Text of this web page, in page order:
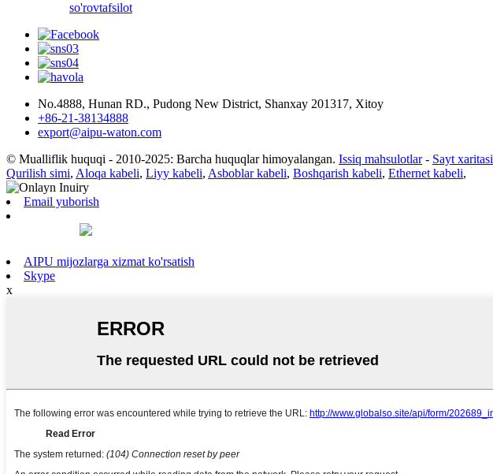
so'rovtafsilot
No.4888, Hunan RD., Pudong New District, Shanxay 201317, Xitoy
+86-21-38134888
export@aipu-waton.com
© Mualliflik huquqi - 2010-2025: Barcha huquqlar himoyalangan. Issiq mahsulotlar- Sayt xaritasi
Qurilish simi, Aloqa kabeli, Liyy kabeli, Asboblar kabeli, Boshqarish kabeli, Ethernet kabeli,
Email yuborish
AIPU mijozlarga xizmat ko'rsatish
Skype
x